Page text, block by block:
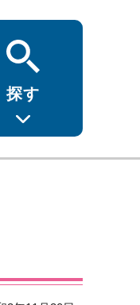
探す